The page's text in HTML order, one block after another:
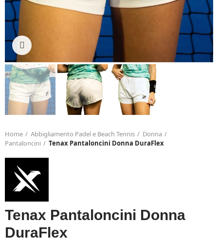
Home Abbigliamento Padel e Beach Tennis
Donna
Pantaloncini
Tenax Pantaloncini Donna DuraFlex
Tenax Pantaloncini Donna
DuraFlex